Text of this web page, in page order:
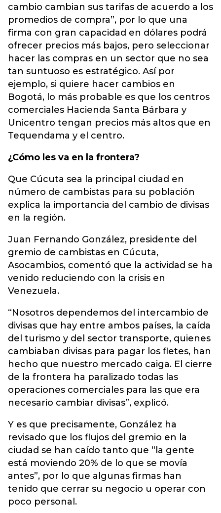
cambio cambian sus tarifas de acuerdo a los
promedios de compra”, por lo que una
firma con gran capacidad en dólares podrá
ofrecer precios más bajos, pero seleccionar
hacer las compras en un sector que no sea
tan suntuoso es estratégico. Así por
ejemplo, si quiere hacer cambios en
Bogotá, lo más probable es que los centros
comerciales Hacienda Santa Bárbara y
Unicentro tengan precios más altos que en
Tequendama y el centro.
¿Cómo les va en la frontera?
Que Cúcuta sea la principal ciudad en
número de cambistas para su población
explica la importancia del cambio de divisas
en la región.
Juan Fernando González, presidente del
gremio de cambistas en Cúcuta,
Asocambios, comentó que la actividad se ha
venido reduciendo con la crisis en
Venezuela.
“Nosotros dependemos del intercambio de
divisas que hay entre ambos países, la caída
del turismo y del sector transporte, quienes
cambiaban divisas para pagar los fletes, han
hecho que nuestro mercado caiga. El cierre
de la frontera ha paralizado todas las
operaciones comerciales para las que era
necesario cambiar divisas”, explicó.
Y es que precisamente, González ha
revisado que los flujos del gremio en la
ciudad se han caído tanto que “la gente
está moviendo 20% de lo que se movía
antes”, por lo que algunas firmas han
tenido que cerrar su negocio u operar con
poco personal.